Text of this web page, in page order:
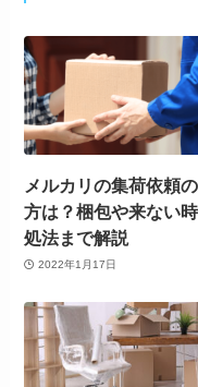
メルカリの集荷依頼
方は？梱包や来ない
処法まで解説
2022年1月17日